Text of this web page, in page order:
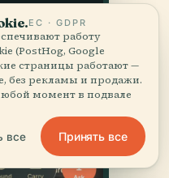
ЕС · GDPR
работу
(PostHog, Google
страницы работают —
без рекламы и продажи.
момент в подвале
все Принять все